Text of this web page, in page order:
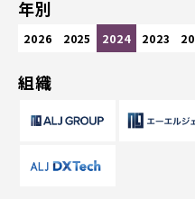
年別
2026 2025 2024 2023
組織